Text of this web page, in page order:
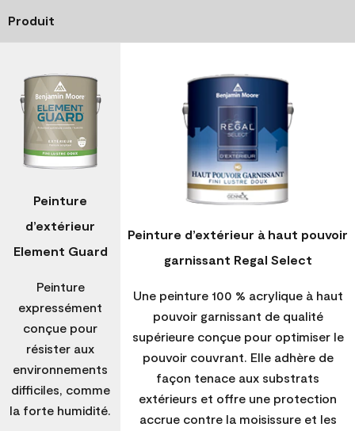
Produit
Peinture
d’extérieur
Element Guard
Peinture
expressément
conçue pour
résister aux
environnements
difficiles, comme
la forte humidité.
Peinture d’extérieur à haut pouvoir
garnissant Regal Select
Une peinture 100 % acrylique à haut
pouvoir garnissant de qualité
supérieure conçue pour optimiser le
pouvoir couvrant. Elle adhère de
façon tenace aux substrats
extérieurs et offre une protection
accrue contre la moisissure et les